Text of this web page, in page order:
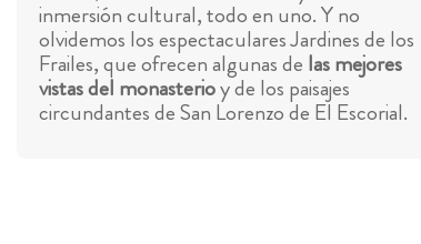
inmersión cultural, todo en uno. Y no
olvidemos los espectaculares Jardines de los
Frailes, que ofrecen algunas de las mejores
vistas del monasterioy de los paisajes
circundantes de San Lorenzo de El Escorial.